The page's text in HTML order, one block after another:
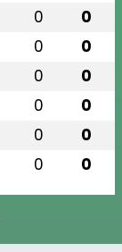
0 0
0 0
0 0
0 0
0 0
0 0